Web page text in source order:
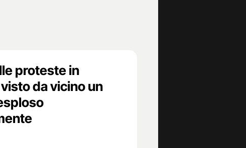
proteste in
da vicino un